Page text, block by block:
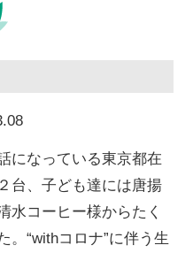
になっている東京都在
台、子ども達には唐揚
水コーヒー様からたく
。“withコロナ”に伴う生